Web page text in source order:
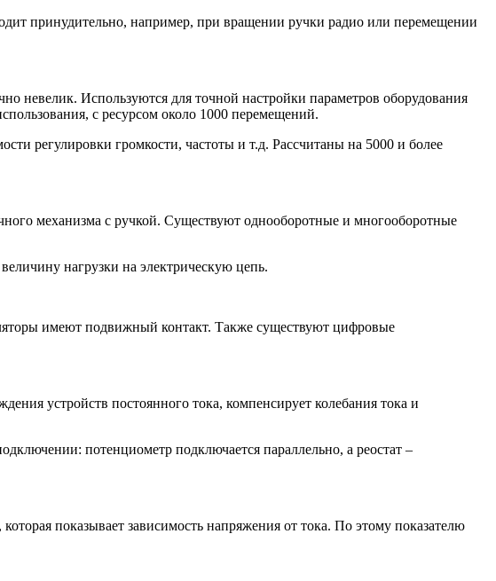
принудительно, например, при вращении ручки радио или перемещении
невелик. Используются для точной настройки параметров оборудования
с ресурсом около 1000 перемещений.
регулировки громкости, частоты и т.д. Рассчитаны на 5000 и более
механизма с ручкой. Существуют однооборотные и многооборотные
нагрузки на электрическую цепь.
имеют подвижный контакт. Также существуют цифровые
устройств постоянного тока, компенсирует колебания тока и
потенциометр подключается параллельно, а реостат –
показывает зависимость напряжения от тока. По этому показателю